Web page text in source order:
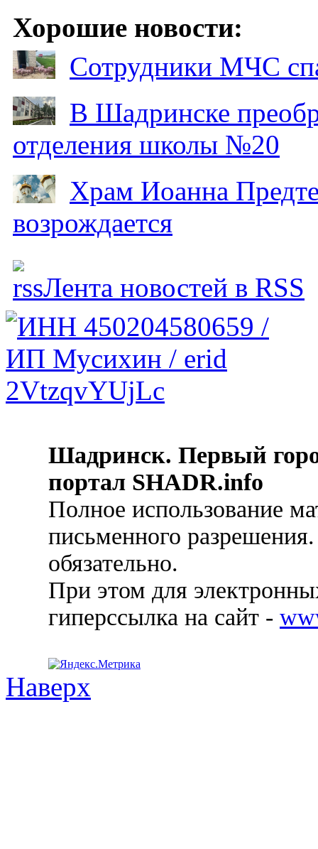
Хорошие новости:
Сотрудники МЧС
В Шадринске
отделения школы №20
Храм Иоанна
возрождается
Лента новостей в RSS
Шадринск. Первый
портал SHADR.info
Полное использование
письменного
обязательно.
При этом для
гиперссылка на сайт -
Наверх